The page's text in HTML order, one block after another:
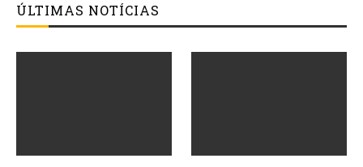
ÚLTIMAS NOTÍCIAS